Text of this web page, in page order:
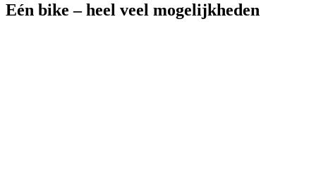
Eén bike – heel veel mogelijkheden